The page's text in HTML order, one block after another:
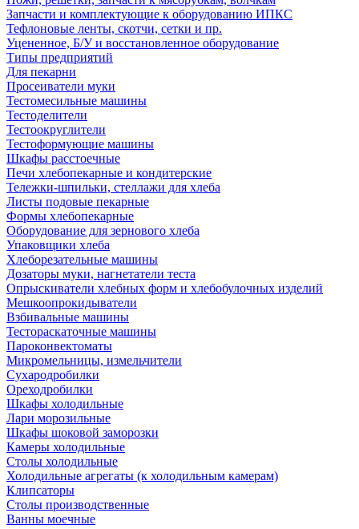
Запчасти и комплектующие к оборудованию ИПКС
Тефлоновые ленты, скотчи, сетки и пр.
Уцененное, Б/У и восстановленное оборудование
Типы предприятий
Для пекарни
Просеиватели муки
Тестомесильные машины
Тестоделители
Тестоокруглители
Тестоформующие машины
Шкафы расстоечные
Печи хлебопекарные и кондитерские
Тележки-шпильки, стеллажи для хлеба
Листы подовые пекарные
Формы хлебопекарные
Оборудование для зернового хлеба
Упаковщики хлеба
Хлеборезательные машины
Дозаторы муки, нагнетатели теста
Опрыскиватели хлебных форм и хлебобулочных изделий
Мешкоопрокидыватели
Взбивальные машины
Тестораскаточные машины
Пароконвектоматы
Микромельницы, измельчители
Сухародробилки
Ореходробилки
Шкафы холодильные
Лари морозильные
Шкафы шоковой заморозки
Камеры холодильные
Столы холодильные
Холодильные агрегаты (к холодильным камерам)
Клипсаторы
Столы производственные
Ванны моечные